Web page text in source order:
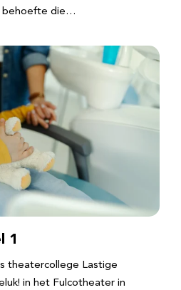
behoefte die…
1
theatercollege Lastige
in het Fulcotheater in